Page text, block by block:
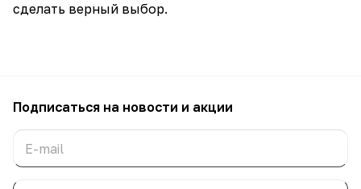
сделать верный выбор.
Подписаться на новости и акции